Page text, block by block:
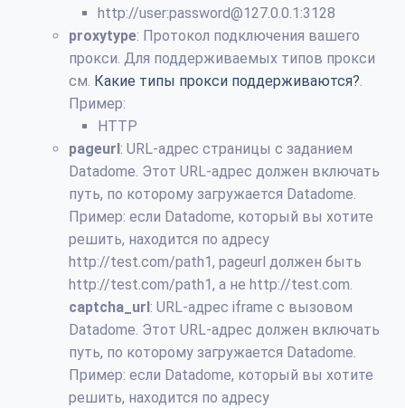
http://user:password@127.0.0.1:3128
proxytype: Протокол подключения вашего
прокси. Для поддерживаемых типов прокси
см. Какие типы прокси поддерживаются?
Пример:
HTTP
pageurl: URL-адрес страницы с заданием
Datadome. Этот URL-адрес должен включать
путь, по которому загружается Datadome.
Пример: если Datadome, который вы хотите
решить, находится по адресу
http://test.com/path1, pageurl должен быть
http://test.com/path1, а не http://test.com.
captcha_url: URL-адрес iframe с вызовом
Datadome. Этот URL-адрес должен включать
путь, по которому загружается Datadome.
Пример: если Datadome, который вы хотите
решить, находится по адресу